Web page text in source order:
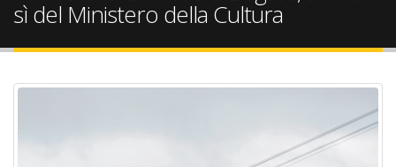
sì del Ministero della Cultura